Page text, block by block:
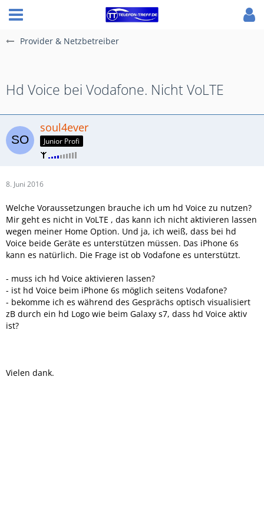
Provider & Netzbetreiber
Hd Voice bei Vodafone. Nicht VoLTE
soul4ever
Junior Profi
8. Juni 2016
Welche Voraussetzungen brauche ich um hd Voice zu nutzen?
Mir geht es nicht in VoLTE , das kann ich nicht aktivieren lassen
wegen meiner Home Option. Und ja, ich weiß, dass bei hd
Voice beide Geräte es unterstützen müssen. Das iPhone 6s
kann es natürlich. Die Frage ist ob Vodafone es unterstützt.
- muss ich hd Voice aktivieren lassen?
- ist hd Voice beim iPhone 6s möglich seitens Vodafone?
- bekomme ich es während des Gesprächs optisch visualisiert
zB durch ein hd Logo wie beim Galaxy s7, dass hd Voice aktiv
ist?
Vielen dank.